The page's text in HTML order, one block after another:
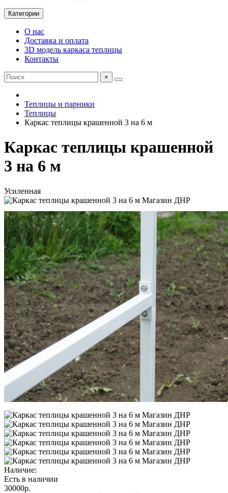
Категории
О нас
Доставка и оплата
3D модель каркаса теплицы
Контакты
×
Теплицы и парники
Теплицы
Каркас теплицы крашенной 3 на 6 м
Каркас теплицы крашенной
3 на 6 м
Усиленная
Наличие:
Есть в наличии
30000р.